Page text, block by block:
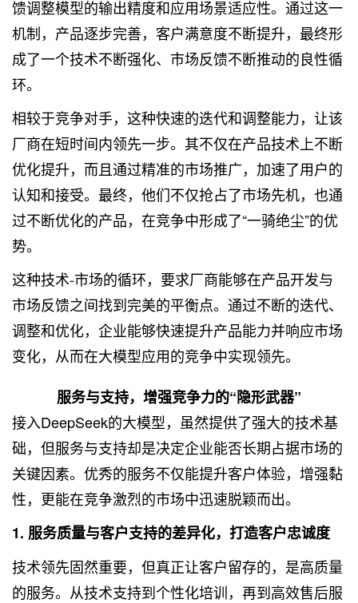
馈调整模型的输出精度和应用场景适应性。通过这一
机制，产品逐步完善，客户满意度不断提升，最终形
成了一个技术不断强化、市场反馈不断推动的良性循
环。
相较于竞争对手，这种快速的迭代和调整能力，让该
厂商在短时间内领先一步。其不仅在产品技术上不断
优化提升，而且通过精准的市场推广，加速了用户的
认知和接受。最终，他们不仅抢占了市场先机，也通
过不断优化的产品，在竞争中形成了“一骑绝尘”的优
势。
这种技术-市场的循环，要求厂商能够在产品开发与
市场反馈之间找到完美的平衡点。通过不断的迭代、
调整和优化，企业能够快速提升产品能力并响应市场
变化，从而在大模型应用的竞争中实现领先。
服务与支持，增强竞争力的“隐形武器”
接入DeepSeek的大模型，虽然提供了强大的技术基
础，但服务与支持却是决定企业能否长期占据市场的
关键因素。优秀的服务不仅能提升客户体验，增强黏
性，更能在竞争激烈的市场中迅速脱颖而出。
1. 服务质量与客户支持的差异化，打造客户忠诚度
技术领先固然重要，但真正让客户留存的，是高质量
的服务。从技术支持到个性化培训，再到高效售后服